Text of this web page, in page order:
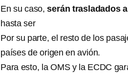
En su caso,serán trasladados
hasta ser
Por su parte, el resto de los
países de origen en avión.
Para esto, la OMS y la ECDC